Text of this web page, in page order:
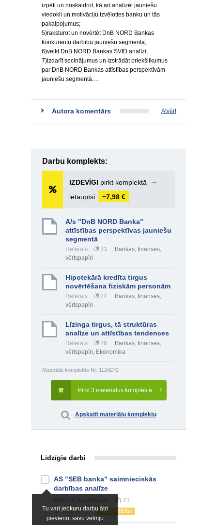
izpēti un noskaidrot, kā arī analizēt jauniešu
viedokli un motivāciju izvēloties banku un tās
pakalpojumus;
5)raksturot un novērtēt DnB NORD Bankas
konkurentu darbību jauniešu segmentā;
6)veikt DnB NORD Bankas SVID analīzi;
7)izdarīt secinājumus un izstrādāt priekšlikumus
par DnB NORD Bankas attīstības perspektīvām
jauniešu segmentā.…
Autora komentārs Atvērt
Darbu komplekts:
IZDEVĪGI pirkt komplektā
➞
ietaupīsi
−7,98 €
A/s "DnB NORD Banka"
attīstības perspektīvas jauniešu
segmentā
Referāts 33
Bankas, finanses,
vērtspapīri
Hipotekārā kredīta tirgus
novērtēšana fiziskām personām
Referāts 24
Bankas, finanses,
vērtspapīri
Līzinga tirgus, tā struktūras
analīze un attīstības tendences
Referāts 28
Bankas, finanses,
vērtspapīri, Ekonomika
Materiālu komplekts Nr. 1124272
Pirkt 3 materiālus komplektā
Apskatīt materiālu komplektu
Līdzīgie darbi
Tu vari jebkuru darbu ātri
pievienot savu vēlmju
AS "SEB banka" saimnieciskās
darbības analīze
23
NOVĒRTĒTS!